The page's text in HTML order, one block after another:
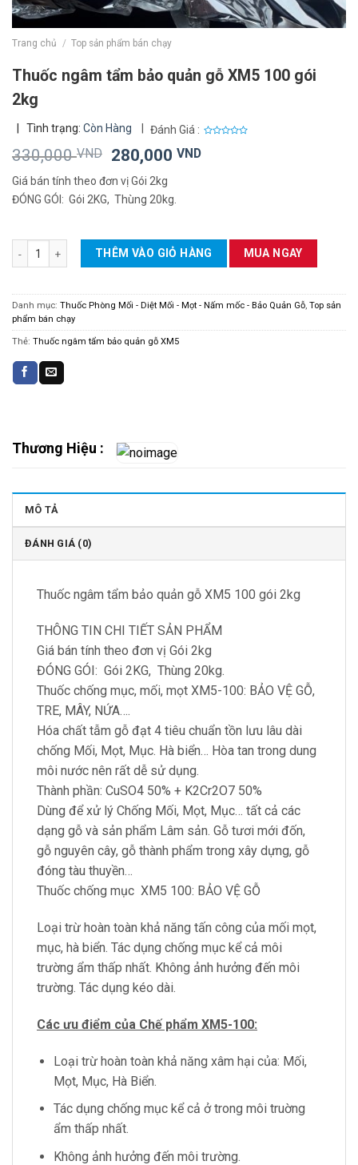
Trang chủ / Top sản phẩm bán chạy
Thuốc ngâm tẩm bảo quản gỗ XM5 100 gói
2kg
Tình trạng: Còn Hàng Đánh Giá :
330,000VND
Giá
gốc
là:
330,000 VND.
280,000VNDGiá
Giá bán tính theo đơn vị Gói 2kg
ĐÓNG GÓI: Gói 2KG, Thùng 20kg.
Thuốc ngâm tẩm bảo quản gỗ XM5 100 gói 2kg số lượng
THÊM VÀO GIỎ HÀNG MUA NGAY
Danh mục: Thuốc Phòng Mối - Diệt Mối - Mọt - Nấm mốc - Bảo Quản Gỗ, Top sản
phẩm bán chạy
Thẻ: Thuốc ngâm tẩm bảo quản gỗ XM5
Thương Hiệu :
MÔ TẢ
ĐÁNH GIÁ (0)
Thuốc ngâm tẩm bảo quản gỗ XM5 100 gói 2kg
THÔNG TIN CHI TIẾT SẢN PHẨM
Giá bán tính theo đơn vị Gói 2kg
ĐÓNG GÓI: Gói 2KG, Thùng 20kg.
Thuốc chống mục, mối, mọt XM5-100: BẢO VỆ GỖ,
TRE, MÂY, NỨA….
Hóa chất tẫm gỗ đạt 4 tiêu chuẩn tồn lưu lâu dài
chống Mối, Mọt, Mục. Hà biển… Hòa tan trong dung
môi nước nên rất dễ sử dụng.
Thành phần: CuSO4 50% + K2Cr2O7 50%
Dùng để xử lý Chống Mối, Mọt, Mục… tất cả các
dạng gỗ và sản phẩm Lâm sản. Gỗ tươi mới đốn,
gỗ nguyên cây, gỗ thành phẩm trong xây dựng, gỗ
đóng tàu thuyền…
Thuốc chống mục XM5 100: BẢO VỆ GỖ
Loại trừ hoàn toàn khả năng tấn công của mối mọt,
mục, hà biển. Tác dụng chống mục kể cả môi
trường ẩm thấp nhất. Không ảnh hưởng đến môi
trường. Tác dụng kéo dài.
Các ưu điểm của Chế phẩm XM5-100:
Loại trừ hoàn toàn khả năng xâm hại của: Mối,
Mọt, Mục, Hà Biển.
Tác dụng chống mục kể cả ở trong môi truờng
ẩm thấp nhất.
Không ảnh hưởng đến môi trường.